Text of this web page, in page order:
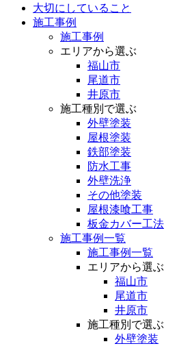
大切にしていること
施工事例
施工事例
エリアから選ぶ
福山市
尾道市
井原市
施工種別で選ぶ
外壁塗装
屋根塗装
鉄部塗装
防水工事
外壁洗浄
その他塗装
屋根漆喰工事
板金カバー工法
施工事例一覧
施工事例一覧
エリアから選ぶ
福山市
尾道市
井原市
施工種別で選ぶ
外壁塗装